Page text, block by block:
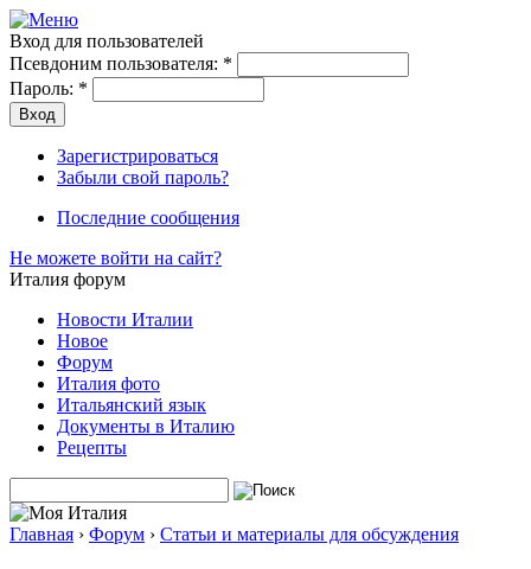
Вход для пользователей
Псевдоним пользователя: *
Пароль: *
Зарегистрироваться
Забыли свой пароль?
Последние сообщения
Не можете войти на сайт?
Италия форум
Новости Италии
Новое
Форум
Италия фото
Итальянский язык
Документы в Италию
Рецепты
Главная › Форум › Статьи и материалы для обсуждения